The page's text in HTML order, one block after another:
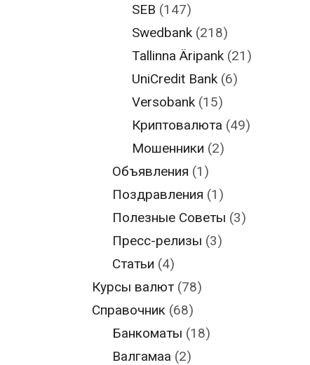
SEB (147)
Swedbank (218)
Tallinna Äripank (21)
UniCredit Bank (6)
Versobank (15)
Криптовалюта (49)
Мошенники (2)
Объявления (1)
Поздравления (1)
Полезные Советы (3)
Пресс-релизы (3)
Статьи (4)
Курсы валют (78)
Справочник (68)
Банкоматы (18)
Валгамаа (2)